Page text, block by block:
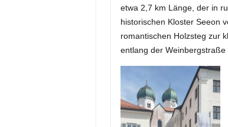
etwa 2,7 km Länge, der in
historischen Kloster Seeon
romantischen Holzsteg zur
entlang der Weinbergstraße